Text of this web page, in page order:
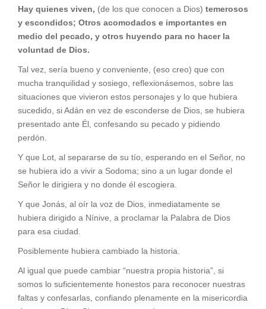
Hay quienes viven, (de los que conocen a Dios) temerosos
y escondidos; Otros acomodados e importantes en
medio del pecado, y otros huyendo para no hacer la
voluntad de Dios.
Tal vez, sería bueno y conveniente, (eso creo) que con
mucha tranquilidad y sosiego, reflexionásemos, sobre las
situaciones que vivieron estos personajes y lo que hubiera
sucedido, si Adán en vez de esconderse de Dios, se hubiera
presentado ante Él, confesando su pecado y pidiendo
perdón.
Y que Lot, al separarse de su tío, esperando en el Señor, no
se hubiera ido a vivir a Sodoma; sino a un lugar donde el
Señor le dirigiera y no donde él escogiera.
Y que Jonás, al oír la voz de Dios, inmediatamente se
hubiera dirigido a Nínive, a proclamar la Palabra de Dios
para esa ciudad.
Posiblemente hubiera cambiado la historia.
Al igual que puede cambiar “nuestra propia historia”, si
somos lo suficientemente honestos para reconocer nuestras
faltas y confesarlas, confiando plenamente en la misericordia